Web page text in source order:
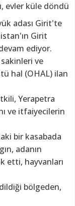
evler küle döndü
adası Girit'te
Girit
ediyor.
ve
hal (OHAL) ilan
Yerapetra
ve itfaiyecilerin
bir kasabada
adanın
etti, hayvanları
bölgeden,